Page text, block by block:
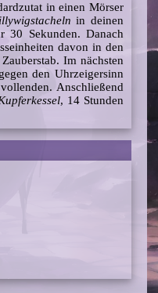
in einen Mörser
in deinen
30 Sekunden. Danach
davon in den
Im nächsten
den Uhrzeigersinn
Anschließend
, 14 Stunden